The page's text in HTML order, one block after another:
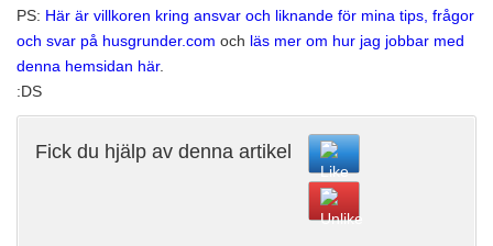
PS: Här är villkoren kring ansvar och liknande för mina tips, frågor
och svar på husgrunder.com och läs mer om hur jag jobbar med
denna hemsidan här.
:DS
Fick du hjälp av denna artikel